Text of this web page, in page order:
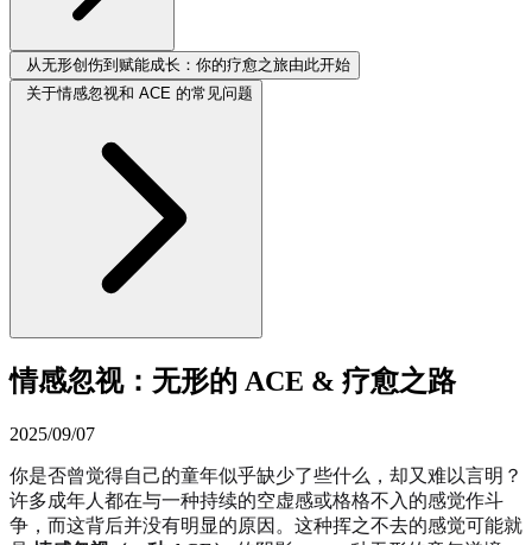
从无形创伤到赋能成长：你的疗愈之旅由此开始
关于情感忽视和 ACE 的常见问题
情感忽视：无形的 ACE & 疗愈之路
2025/09/07
你是否曾觉得自己的童年似乎缺少了些什么，却又难以言明？
许多成年人都在与一种持续的空虚感或格格不入的感觉作斗
争，而这背后并没有明显的原因。这种挥之不去的感觉可能就